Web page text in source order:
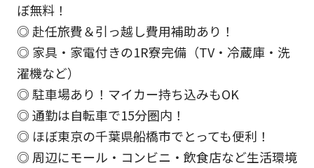
ぼ無料！
◎ 赴任旅費＆引っ越し費用補助あり！
◎ 家具・家電付きの1R寮完備（TV・冷蔵庫・洗
濯機など）
◎ 駐車場あり！マイカー持ち込みもOK
◎ 通勤は自転車で15分圏内！
◎ ほぼ東京の千葉県船橋市でとっても便利！
◎ 周辺にモール・コンビニ・飲食店など生活環境